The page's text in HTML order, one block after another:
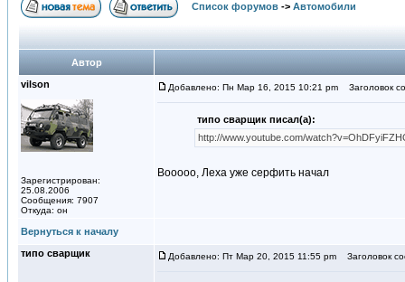
Список форумов -> Автомобили
Автор
vilson
Зарегистрирован:
25.08.2006
Сообщения: 7907
Откуда: он
Добавлено: Пн Мар 16, 2015 10:21 pm Заголовок
типо сварщик писал(а):
http://www.youtube.com/
Вооооо, Леха уже серфить начал
Вернуться к началу
типо сварщик
Добавлено: Пт Мар 20, 2015 11:55 pm Заголовок